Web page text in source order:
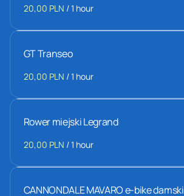
/
GT Transeo
/
Rower miejski Legrand
/
CANNONDALE MAVARO e-bike damski